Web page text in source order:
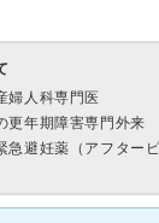
婦人科専門医
更年期障害専門外来
急避妊薬（アフター